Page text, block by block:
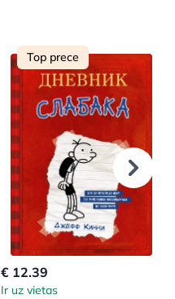
Top prece
€ 12.39
Ir uz vietas